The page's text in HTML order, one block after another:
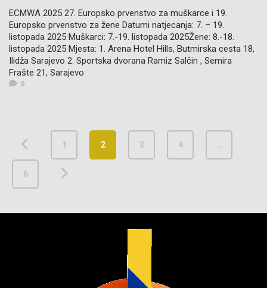
ECMWA 2025 27. Europsko prvenstvo za muškarce i 19.
Europsko prvenstvo za žene Datumi natjecanja: 7. – 19.
listopada 2025 Muškarci: 7.-19. listopada 2025Žene: 8.-18.
listopada 2025 Mjesta: 1. Arena Hotel Hills, Butmirska cesta 18,
Ilidža Sarajevo 2. Sportska dvorana Ramiz Salčin , Semira
Frašte 21, Sarajevo
0
1 2 3 4 …
6